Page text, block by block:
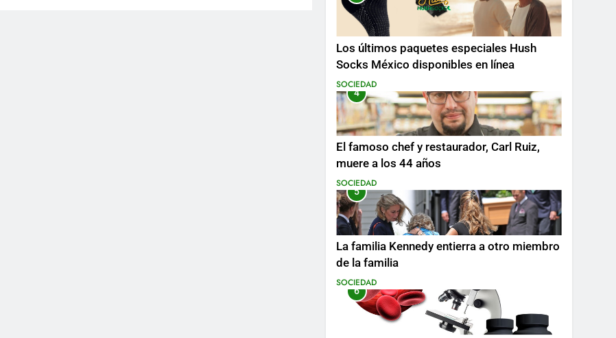
Los últimos paquetes especiales Hush
Socks México disponibles en línea
SOCIEDAD
4
El famoso chef y restaurador, Carl Ruiz,
muere a los 44 años
SOCIEDAD
5
La familia Kennedy entierra a otro miembro
de la familia
SOCIEDAD
6